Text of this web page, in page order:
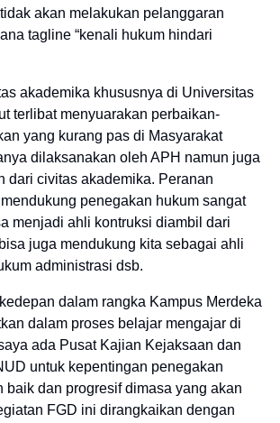
akan melakukan pelanggaran
tagline “kenali hukum hindari
akademika khususnya di Universitas
terlibat menyuarakan perbaikan-
yang kurang pas di Masyarakat
dilaksanakan oleh APH namun juga
dari civitas akademika. Peranan
penegakan hukum sangat
menjadi ahli kontruksi diambil dari
juga mendukung kita sebagai ahli
administrasi dsb.
dalam rangka Kampus Merdeka
dalam proses belajar mengajar di
ada Pusat Kajian Kejaksaan dan
untuk kepentingan penegakan
baik dan progresif dimasa yang akan
FGD ini dirangkaikan dengan